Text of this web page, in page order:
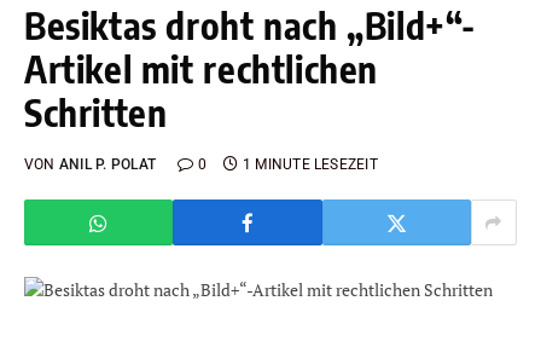
Besiktas droht nach „Bild+“-
Artikel mit rechtlichen
Schritten
VON ANIL P. POLAT 0 1 MINUTE LESEZEIT